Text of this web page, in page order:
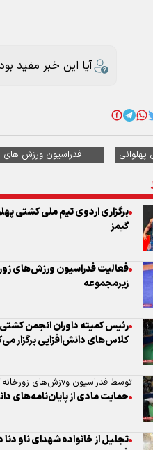
آیا این خبر مفید
فدراسیون ورزش های
برگزاری اردوی تیم ملی کشتی
گیمز
زیرمجموعه
رئیس کمیته داوران انجمن
کلاس‌های دانش‌افزایی برگزار
توسط فدراسیون وvزش‌های زورخانه‌ای و کشتی پهلوانی انجام می‌شود؛
حمایت مادی از پایان‌نامه‌های
تجلیل از خانواده شهدای ناو